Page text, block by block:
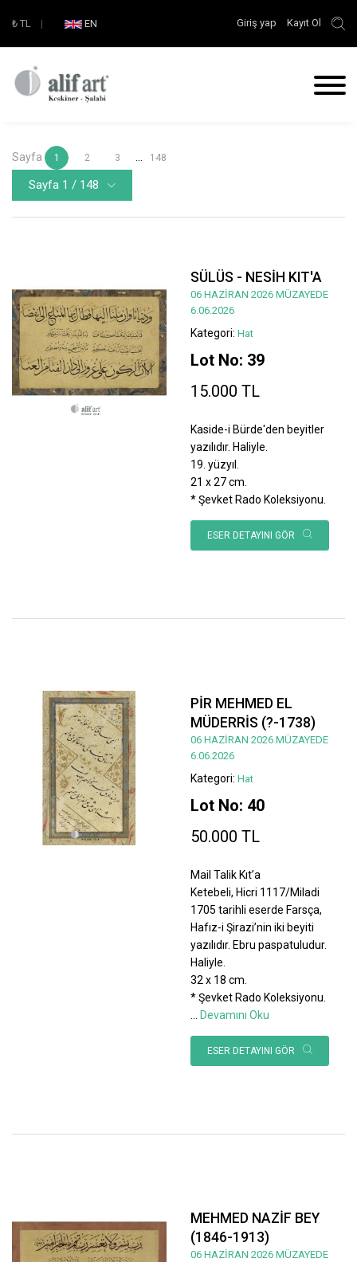
₺ TL | EN Giriş yap Kayıt Ol
Sayfa 1 2 3 148
Sayfa 1 / 148
SÜLÜS - NESİH KIT'A
06 HAZİRAN 2026 MÜZAYEDE
6.06.2026
Kategori: Hat
Lot No: 39
15.000 TL
Kaside-i Bürde'den beyitler
yazılıdır. Haliyle.
19. yüzyıl.
21 x 27 cm.
* Şevket Rado Koleksiyonu.
ESER DETAYINI GÖR
PİR MEHMED EL
MÜDERRİS (?-1738)
06 HAZİRAN 2026 MÜZAYEDE
6.06.2026
Kategori: Hat
Lot No: 40
50.000 TL
Mail Talik Kıt’a
Ketebeli, Hicri 1117/Miladi
1705 tarihli eserde Farsça,
Hafız-i Şirazi’nin iki beyiti
yazılıdır. Ebru paspatuludur.
Haliyle.
32 x 18 cm.
* Şevket Rado Koleksiyonu.
Devamını Oku
ESER DETAYINI GÖR
MEHMED NAZİF BEY
(1846-1913)
06 HAZİRAN 2026 MÜZAYEDE